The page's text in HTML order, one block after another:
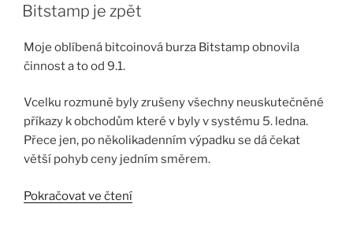
Bitstamp je zpět
Moje oblíbená bitcoinová burza Bitstamp obnovila
činnost a to od 9.1.
Vcelku rozmuně byly zrušeny všechny neuskutečněné
příkazy k obchodům které v byly v systému 5. ledna.
Přece jen, po několikadenním výpadku se dá čekat
větší pohyb ceny jedním směrem.
Pokračovat ve čtení„Bitstamp